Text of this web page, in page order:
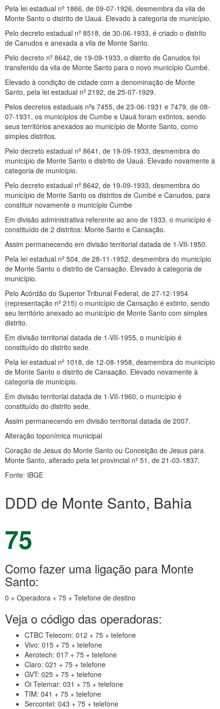
Pela lei estadual nº 1866, de 09-07-1926, desmembra da vila de
Monte Santo o distrito de Uauá. Elevado à categoria de município.
Pelo decreto estadual nº 8518, de 30-06-1933, é criado o distrito
de Canudos e anexada a vila de Monte Santo.
Pelo decreto nº 8642, de 19-09-1933, o distrito de Canudos foi
transferido da vila de Monte Santo para o novo município Cumbé.
Elevado à condição de cidade com a denominação de Monte
Santo, pela lei estadual nº 2192, de 25-07-1929.
Pelos decretos estaduais nºs 7455, de 23-06-1931 e 7479, de 08-
07-1931, os municípios de Cumbe e Uauá foram extintos, sendo
seus territórios anexados ao município de Monte Santo, como
simples distritos.
Pelo decreto estadual nº 8641, de 19-09-1933, desmembra do
município de Monte Santo o distrito de Uauá. Elevado novamente à
categoria de município.
Pelo decreto estadual nº 8642, de 19-09-1933, desmembra do
município de Monte Santo os distritos de Cumbé e Canudos, para
constituir novamente o município Cumbe
Em divisão administrativa referente ao ano de 1933, o município é
constituído de 2 distritos: Monte Santo e Cansação.
Assim permanecendo em divisão territorial datada de 1-VII-1950.
Pela lei estadual nº 504, de 28-11-1952, desmembra do município
de Monte Santo o distrito de Cansação. Elevado à categoria de
município.
Pelo Acórdão do Superior Tribunal Federal, de 27-12-1954
(representação nº 215) o município de Cansação é extinto, sendo
seu território anexado ao município de Monte Santo com simples
distrito.
Em divisão territorial datada de 1-VII-1955, o município é
constituído do distrito sede.
Pela lei estadual nº 1018, de 12-08-1958, desmembra do município
de Monte Santo o distrito de Cansação. Elevado novamente à
categoria de município.
Em divisão territorial datada de 1-VII-1960, o município é
constituído do distrito sede.
Assim permanecendo em divisão territorial datada de 2007.
Alteração toponímica municipal
Coração de Jesus do Monte Santo ou Conceição de Jesus para
Monte Santo, alterado pela lei provincial nº 51, de 21-03-1837.
Fonte: IBGE
DDD de Monte Santo, Bahia
75
Como fazer uma ligação para Monte
Santo:
0 + Operadora + 75 + Telefone de destino
Veja o código das operadoras:
CTBC Telecom: 012 + 75 + telefone
Vivo: 015 + 75 + telefone
Aerotech: 017 + 75 + telefone
Claro: 021 + 75 + telefone
GVT: 025 + 75 + telefone
Oi Telemar: 031 + 75 + telefone
TIM: 041 + 75 + telefone
Sercontel: 043 + 75 + telefone